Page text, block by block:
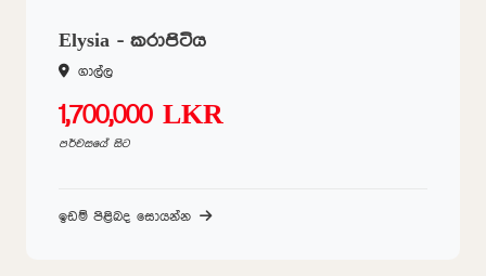
Elysia - කරාපිටිය
ගාල්ල
1,700,000 LKR
පර්චසයේ සිට
ඉඩම් පිළිබද සොයන්න